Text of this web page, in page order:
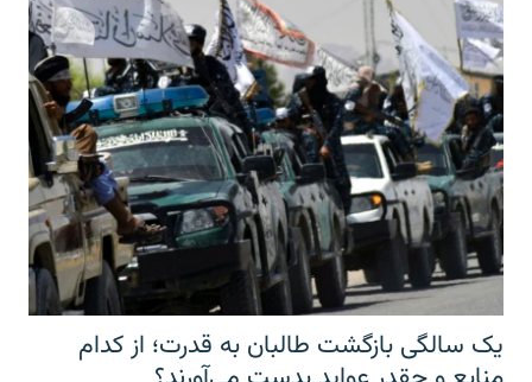
یک سالگی بازگشت طالبان به قدرت؛ از کدام